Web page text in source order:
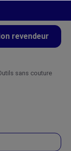
revendeur
sans couture